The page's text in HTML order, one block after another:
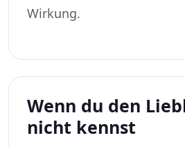
Wirkung.
Wenn du den
nicht kennst